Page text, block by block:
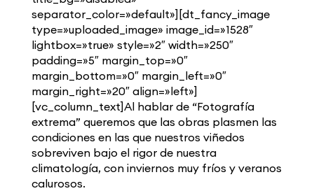
separator_color=»default»][dt_fancy_image
type=»uploaded_image» image_id=»1528″
lightbox=»true» style=»2″ width=»250″
padding=»5″ margin_top=»0″
margin_bottom=»0″ margin_left=»0″
margin_right=»20″ align=»left»]
[vc_column_text]Al hablar de “Fotografía
extrema” queremos que las obras plasmen las
condiciones en las que nuestros viñedos
sobreviven bajo el rigor de nuestra
climatología, con inviernos muy fríos y veranos
calurosos.